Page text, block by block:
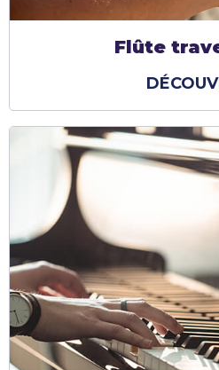
Flûte